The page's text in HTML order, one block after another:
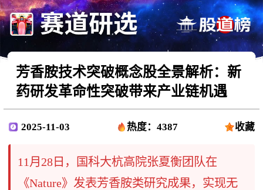
芳香胺技术突破概念股全景解析：新
药研发革命性突破带来产业链机遇
2025-11-03 热度：4387 收藏
11月28日，国科大杭高院张夏衡团队在
《Nature》发表芳香胺类研究成果，实现无